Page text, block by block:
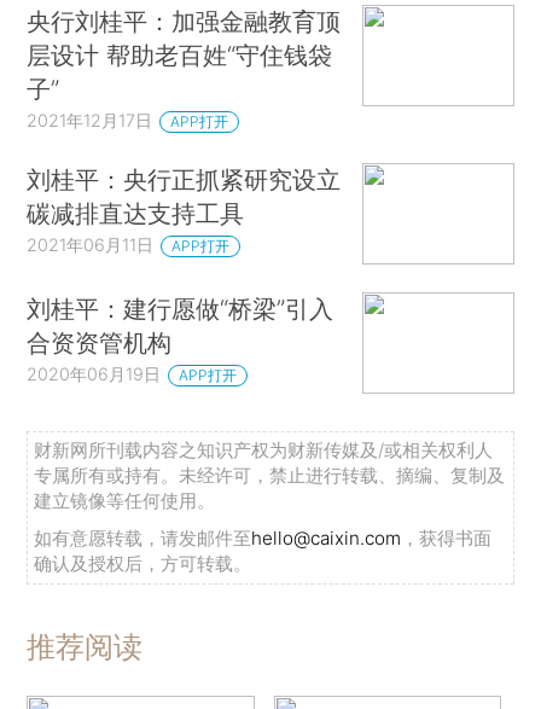
央行刘桂平：加强金融教育顶
层设计 帮助老百姓“守住钱袋
子”
2021年12月17日 APP打开
刘桂平：央行正抓紧研究设立
碳减排直达支持工具
2021年06月11日 APP打开
刘桂平：建行愿做“桥梁”引入
合资资管机构
2020年06月19日 APP打开
财新网所刊载内容之知识产权为财新传媒及/或相关权利人
专属所有或持有。未经许可，禁止进行转载、摘编、复制及
建立镜像等任何使用。
如有意愿转载，请发邮件至hello@caixin.com ，获得书面
确认及授权后，方可转载。
推荐阅读